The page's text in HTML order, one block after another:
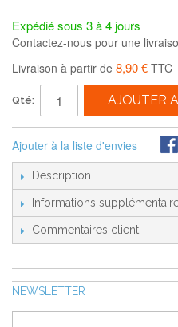
Expédié sous 3 à 4 jours
Contactez-nous pour une
Livraison à partir de 8,90 € TTC
Qté: AJOUTER
Ajouter à la liste d'envies
Description
Informations
Commentaires client
NEWSLETTER